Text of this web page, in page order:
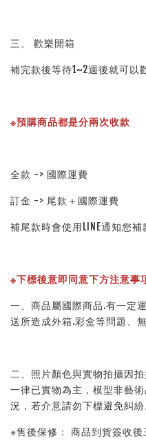
三、 歡樂開箱
補完款後等待1~2週後就可以
※預購商品都是分兩次收款
全款 -> 國際運費
訂金 -> 尾款＋國際運費
補尾款時會使用LINE通知您補
※下標後意即同意下方注意事
一、商品屬國際商品.有一定
送所造成外箱.彩盒等問題、
二、照片顏色與實物拍攝因
一律已實物為主，模型非藝
況，若介意請勿下標避免糾
※售後保修： 商品到貨簽收